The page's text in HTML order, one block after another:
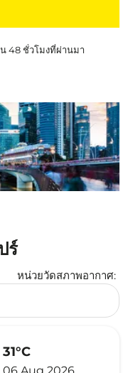
48 ชั่วโมงที่ผ่านมา
ร์
หน่วยวัดสภาพอากาศ:
31°C
06 Aug 2026